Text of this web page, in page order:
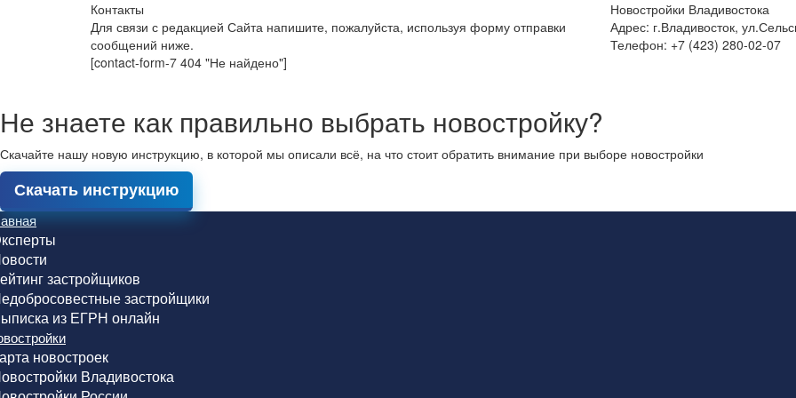
Контакты
Для связи с редакцией Сайта напишите, пожалуйста, используя форму отправки
сообщений ниже.
[contact-form-7 404 "Не найдено"]
Новостройки Владивостока
Адрес: г.Владивосток,
Телефон: +7 (423) 280-02-07
Не знаете как правильно выбрать новостройку?
Скачайте нашу новую инструкцию, в которой мы описали всё, на что стоит обратить внимание при выборе новостройки
Скачать инструкцию
застройщиков
застройщики
из ЕГРН онлайн
новостроек
Владивостока